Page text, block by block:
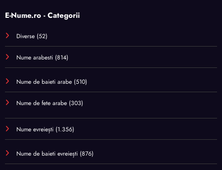
E-Nume.ro - Categorii
Diverse (52)
Nume arabesti (814)
Nume de baieti arabe (510)
Nume de fete arabe (303)
Nume evreiești (1.356)
Nume de baieti evreiești (876)